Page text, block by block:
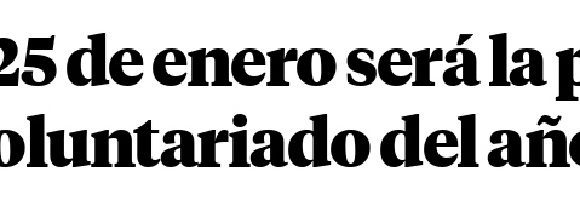
de enero será
del